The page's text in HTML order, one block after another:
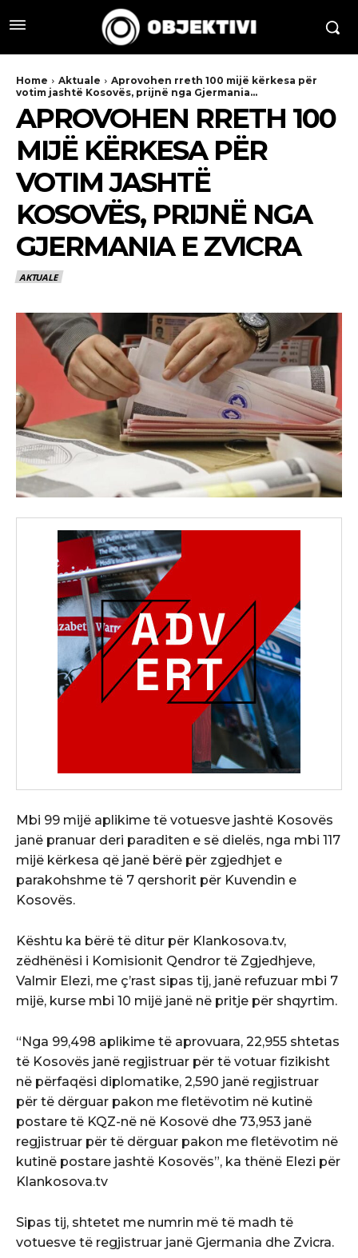
Home Aktuale
Aprovohen rreth 100 mijë kërkesa për
votim jashtë Kosovës, prijnë nga Gjermania...
APROVOHEN RRETH 100
MIJË KËRKESA PËR
VOTIM JASHTË
KOSOVËS, PRIJNË NGA
GJERMANIA E ZVICRA
AKTUALE
Mbi 99 mijë aplikime të votuesve jashtë Kosovës
janë pranuar deri paraditen e së dielës, nga mbi 117
mijë kërkesa që janë bërë për zgjedhjet e
parakohshme të 7 qershorit për Kuvendin e
Kosovës.
Kështu ka bërë të ditur për Klankosova.tv,
zëdhënësi i Komisionit Qendror të Zgjedhjeve,
Valmir Elezi, me ç’rast sipas tij, janë refuzuar mbi 7
mijë, kurse mbi 10 mijë janë në pritje për shqyrtim.
“Nga 99,498 aplikime të aprovuara, 22,955 shtetas
të Kosovës janë regjistruar për të votuar fizikisht
në përfaqësi diplomatike, 2,590 janë regjistruar
për të dërguar pakon me fletëvotim në kutinë
postare të KQZ-në në Kosovë dhe 73,953 janë
regjistruar për të dërguar pakon me fletëvotim në
kutinë postare jashtë Kosovës”, ka thënë Elezi për
Klankosova.tv
Sipas tij, shtetet me numrin më të madh të
votuesve të regjistruar janë Gjermania dhe Zvicra.